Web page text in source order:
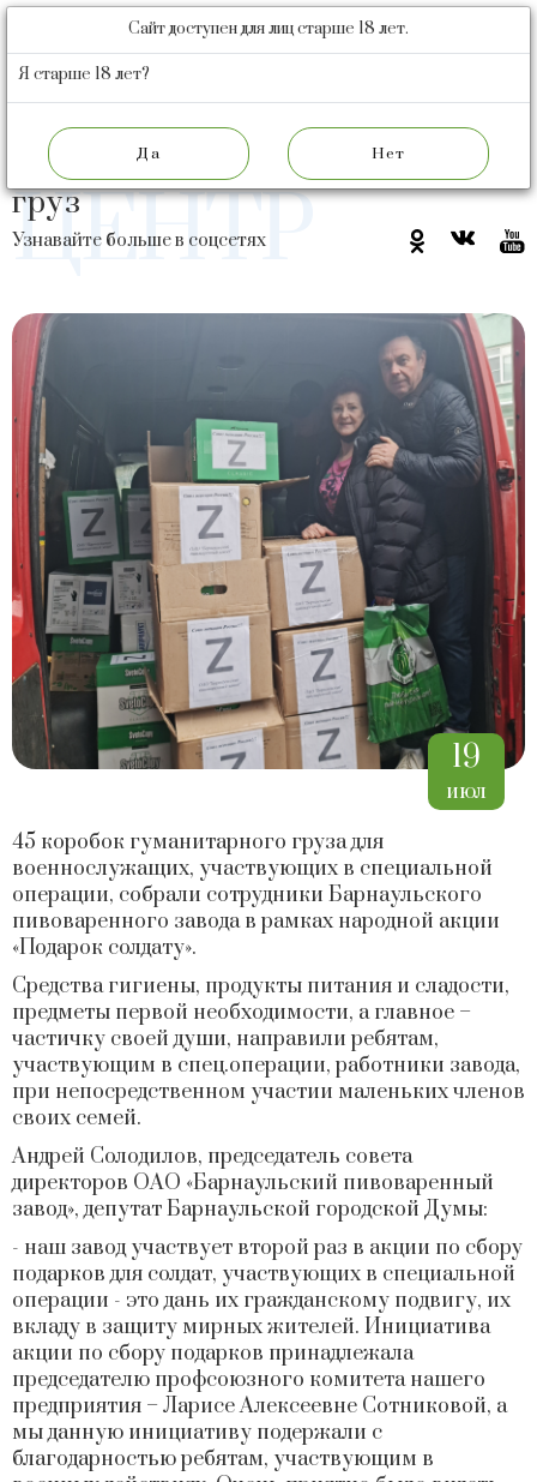
ЗАВОД
ПРЕСС
ЦЕНТР
Гуманитарный
груз
Узнавайте больше в соцсетях
19
июл
45 коробок гуманитарного груза для
военнослужащих, участвующих в специальной
операции, собрали сотрудники Барнаульского
пивоваренного завода в рамках народной акции
«Подарок солдату».
Средства гигиены, продукты питания и сладости,
предметы первой необходимости, а главное –
частичку своей души, направили ребятам,
участвующим в спец.операции, работники завода,
при непосредственном участии маленьких членов
своих семей.
Андрей Солодилов, председатель совета
директоров ОАО «Барнаульский пивоваренный
завод», депутат Барнаульской городской Думы:
- наш завод участвует второй раз в акции по сбору
подарков для солдат, участвующих в специальной
операции - это дань их гражданскому подвигу, их
вкладу в защиту мирных жителей. Инициатива
акции по сбору подарков принадлежала
председателю профсоюзного комитета нашего
предприятия – Ларисе Алексеевне Сотниковой, а
мы данную инициативу подержали с
благодарностью ребятам, участвующим в
Сайт доступен для лиц старше 18 лет.
Я старше 18 лет?